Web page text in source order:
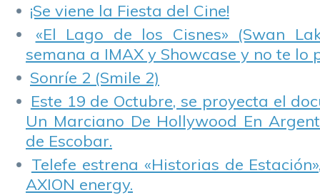
¡Se viene la Fiesta del Cine!
«El Lago de los Cisnes» (Swan
semana a IMAX y Showcase y no te lo
Sonríe 2 (Smile 2)
Este 19 de Octubre, se proyecta el
Un Marciano De Hollywood En
de Escobar.
Telefe estrena «Historias de
AXION energy.